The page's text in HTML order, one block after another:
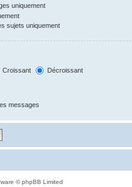
uniquement
sujets uniquement
Croissant Décroissant
messages
© phpBB Limited